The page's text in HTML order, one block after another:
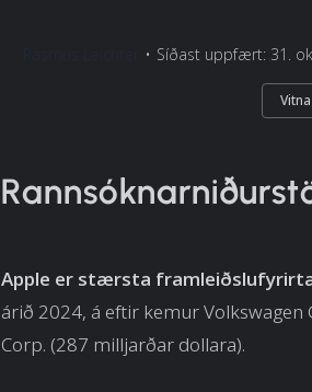
• Síðast uppfært: 31.
Apple er stærsta
árið 2024, á eftir kemur
Corp. (287 milljarðar dollara).